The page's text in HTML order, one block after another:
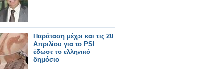
Παράταση μέχρι και τις 20
Απριλίου για το PSI
έδωσε το ελληνικό
δημόσιο